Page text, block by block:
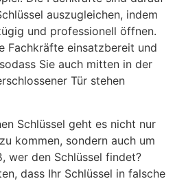
auszugleichen, indem
und professionell öffnen.
Fachkräfte einsatzbereit und
Sie auch mitten in der
Tür stehen
Schlüssel geht es nicht nur
kommen, sondern auch um
wer den Schlüssel findet?
dass Ihr Schlüssel in falsche